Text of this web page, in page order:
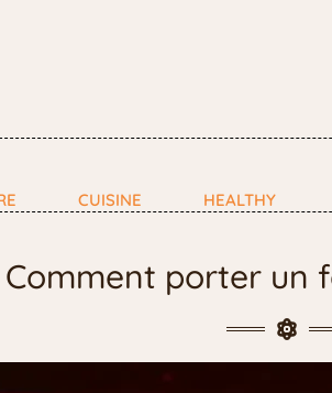
CUISINE HEALTHY
Comment porter un